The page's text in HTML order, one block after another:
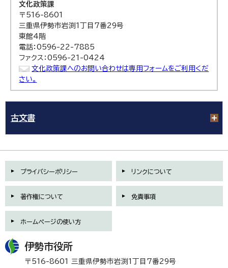
文化政策課
〒516-8601
三重県伊勢市岩渕1丁目7番29号
東館4階
電話：0596-22-7885
ファクス：0596-21-0424
文化政策課へのお問い合わせは専用フォームをご利用くだ
さい。
古文書
プライバシーポリシー リンクについて
著作権について 免責事項
ホームページの使い方
伊勢市役所
〒516-8601 三重県伊勢市岩渕1丁目7番29号